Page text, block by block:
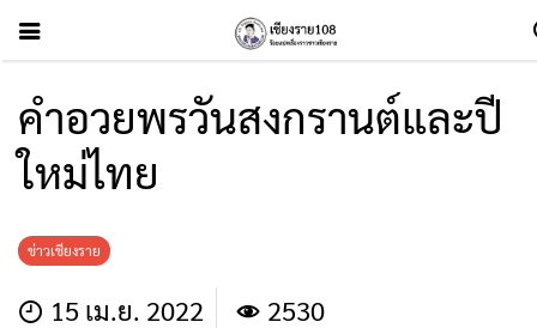
คำอวยพรวันสงกรานต์และปี
ใหม่ไทย
ข่าวเชียงราย
15 เม.ย. 2022 2530